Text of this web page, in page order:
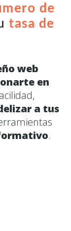
de
tasa de
web
en
a tus
.